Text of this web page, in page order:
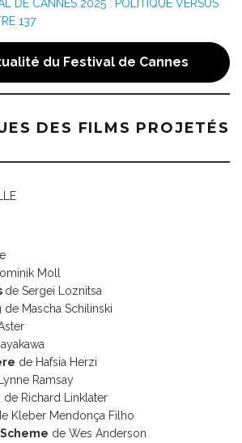
DE CANNES 2025 : POLITIQUE VERSUS
137
du Festival de Cannes
DES FILMS PROJETÉS
Moll
de Sergei Loznitsa
de Mascha Schilinski
de Hafsia Herzi
Ramsay
de Richard Linklater
Kleber Mendonça Filho
de Wes Anderson